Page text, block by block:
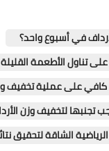
في أسبوع واحد؟
تناول الأطعمة
كافي على عملية تخفيف
لتخفيف وزن
الشاقة لتحقيق